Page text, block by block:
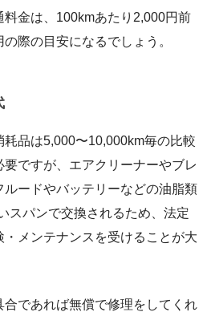
金は、100kmあたり2,000円前
際の目安になるでしょう。
品は5,000〜10,000km毎の比較
ですが、エアクリーナーやブレ
ードやバッテリーなどの油脂類
スパンで交換されるため、法定
メンテナンスを受けることが大
合であれば無償で修理をしてくれ